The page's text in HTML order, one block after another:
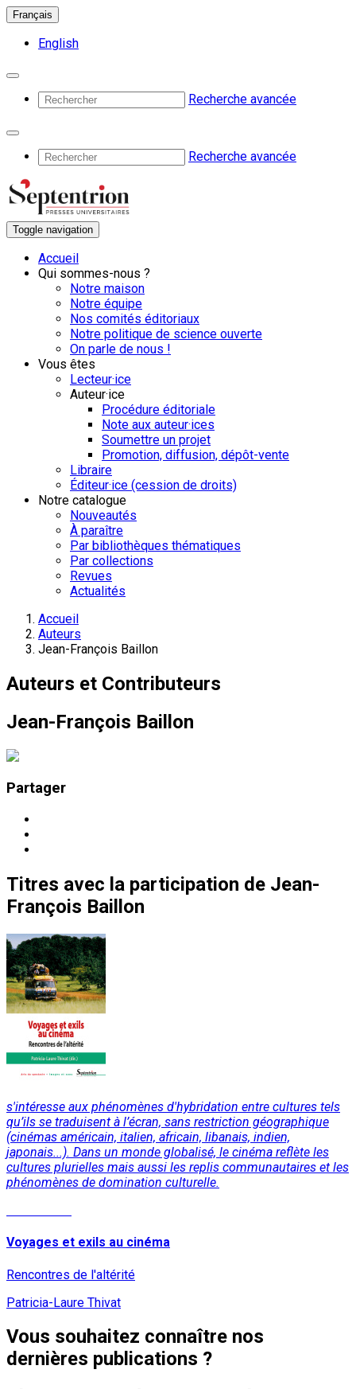
Français
English
Recherche avancée
Recherche avancée
Toggle navigation
Accueil
Qui sommes-nous ?
Notre maison
Notre équipe
Nos comités éditoriaux
Notre politique de science ouverte
On parle de nous !
Vous êtes
Lecteur·ice
Auteur·ice
Procédure éditoriale
Note aux auteur·ices
Soumettre un projet
Promotion, diffusion, dépôt-vente
Libraire
Éditeur·ice (cession de droits)
Notre catalogue
Nouveautés
À paraître
Par bibliothèques thématiques
Par collections
Revues
Actualités
Accueil
Auteurs
Jean-François Baillon
Auteurs et Contributeurs
Jean-François Baillon
Partager
Titres avec la participation de Jean-
François Baillon
s'intéresse aux phénomènes d'hybridation entre cultures tels
qu’ils se traduisent à l’écran, sans restriction géographique
(cinémas américain, italien, africain, libanais, indien,
japonais...). Dans un monde globalisé, le cinéma reflète les
cultures plurielles mais aussi les replis communautaires et les
phénomènes de domination culturelle.
Voyages et exils au cinéma
Rencontres de l'altérité
Patricia-Laure Thivat
Vous souhaitez connaître nos
dernières publications ?